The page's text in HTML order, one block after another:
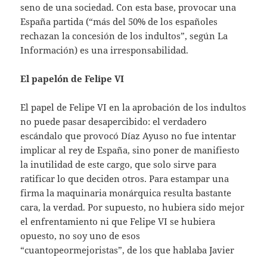
seno de una sociedad. Con esta base, provocar una
España partida (“más del 50% de los españoles
rechazan la concesión de los indultos”, según La
Información) es una irresponsabilidad.
El papelón de Felipe VI
El papel de Felipe VI en la aprobación de los indultos
no puede pasar desapercibido: el verdadero
escándalo que provocó Díaz Ayuso no fue intentar
implicar al rey de España, sino poner de manifiesto
la inutilidad de este cargo, que solo sirve para
ratificar lo que deciden otros. Para estampar una
firma la maquinaria monárquica resulta bastante
cara, la verdad. Por supuesto, no hubiera sido mejor
el enfrentamiento ni que Felipe VI se hubiera
opuesto, no soy uno de esos
“cuantopeormejoristas”, de los que hablaba Javier